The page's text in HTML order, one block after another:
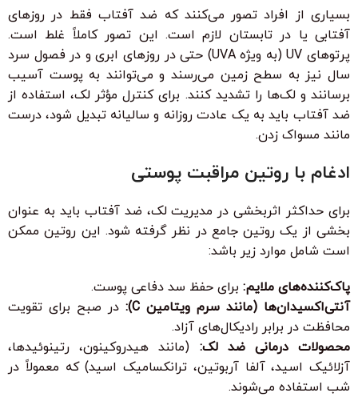
بسیاری از افراد تصور می‌کنند که ضد آفتاب فقط در روزهای
آفتابی یا در تابستان لازم است. این تصور کاملاً غلط است.
پرتوهای UV (به ویژه UVA) حتی در روزهای ابری و در فصول سرد
سال نیز به سطح زمین می‌رسند و می‌توانند به پوست آسیب
برسانند و لک‌ها را تشدید کنند. برای کنترل مؤثر لک، استفاده از
ضد آفتاب باید به یک عادت روزانه و سالیانه تبدیل شود، درست
مانند مسواک زدن.
ادغام با روتین مراقبت پوستی
برای حداکثر اثربخشی در مدیریت لک، ضد آفتاب باید به عنوان
بخشی از یک روتین جامع در نظر گرفته شود. این روتین ممکن
است شامل موارد زیر باشد:
پاک‌کننده‌های ملایم: برای حفظ سد دفاعی پوست.
آنتی‌اکسیدان‌ها (مانند سرم ویتامین C):
در صبح برای تقویت
محافظت در برابر رادیکال‌های آزاد.
محصولات درمانی ضد لک: (مانند هیدروکینون، رتینوئیدها،
آزلائیک اسید، آلفا آربوتین، ترانکسامیک اسید) که معمولاً در
شب استفاده می‌شوند.